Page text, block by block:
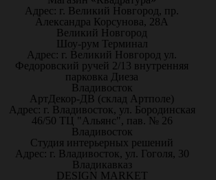
Адрес: г. Великий Новгород, пр.
Александра Корсунова, 28А
Великий Новгород
Шоу-рум Терминал
Адрес: г. Великий Новгород ул.
Федоровский ручей 2/13 внутренняя
парковка Диеза
Владивосток
АртДекор-ДВ (склад Артполе)
Адрес: г. Владивосток, ул. Бородинская
46/50 ТЦ "Альянс", пав. № 26
Владивосток
Студия интерьерных решений
Адрес: г. Владивосток, ул. Гоголя, 30
Владикавказ
DESIGN MARKET